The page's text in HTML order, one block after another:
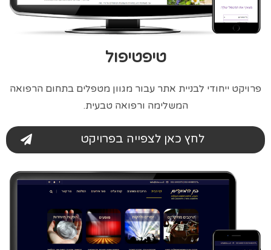
טיפטיפול
פרויקט ייחודי לבניית אתר עבור מגוון מטפלים בתחום הרפואה
המשלימה ורפואה טבעית.
לחץ כאן לצפייה בפרויקט